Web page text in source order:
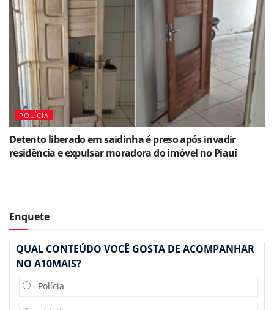
POLÍCIA
Detento liberado em saidinha é preso após invadir
residência e expulsar moradora do imóvel no Piauí
Enquete
QUAL CONTEÚDO VOCÊ GOSTA DE ACOMPANHAR
NO A10MAIS?
Polícia